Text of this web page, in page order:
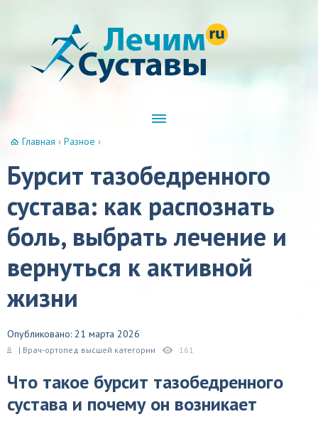
Главная › Разное ›
Бурсит тазобедренного
сустава: как распознать
боль, выбрать лечение и
вернуться к активной
жизни
Опубликовано: 21 марта 2026
| Врач-ортопед высшей категории 161
Что такое бурсит тазобедренного
сустава и почему он возникает